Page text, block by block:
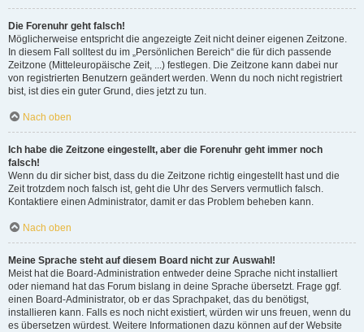
Die Forenuhr geht falsch!
Möglicherweise entspricht die angezeigte Zeit nicht deiner eigenen Zeitzone.
In diesem Fall solltest du im „Persönlichen Bereich“ die für dich passende
Zeitzone (Mitteleuropäische Zeit, ...) festlegen. Die Zeitzone kann dabei nur
von registrierten Benutzern geändert werden. Wenn du noch nicht registriert
bist, ist dies ein guter Grund, dies jetzt zu tun.
Nach oben
Ich habe die Zeitzone eingestellt, aber die Forenuhr geht immer noch
falsch!
Wenn du dir sicher bist, dass du die Zeitzone richtig eingestellt hast und die
Zeit trotzdem noch falsch ist, geht die Uhr des Servers vermutlich falsch.
Kontaktiere einen Administrator, damit er das Problem beheben kann.
Nach oben
Meine Sprache steht auf diesem Board nicht zur Auswahl!
Meist hat die Board-Administration entweder deine Sprache nicht installiert
oder niemand hat das Forum bislang in deine Sprache übersetzt. Frage ggf.
einen Board-Administrator, ob er das Sprachpaket, das du benötigst,
installieren kann. Falls es noch nicht existiert, würden wir uns freuen, wenn du
es übersetzen würdest. Weitere Informationen dazu können auf der Website